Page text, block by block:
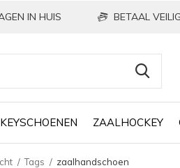
ZAALHOCKEY
IN HUIS BETAAL
Tags zaalhandschoen